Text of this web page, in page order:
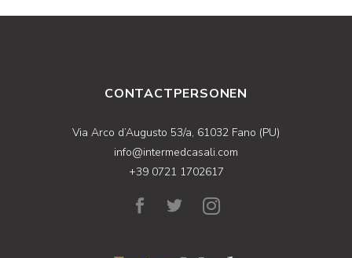
CONTACTPERSONEN
Via Arco d’Augusto 53/a, 61032 Fano (PU)
info@intermedcasali.com
+39 0721 1702617